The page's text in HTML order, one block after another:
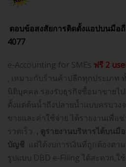
ตอบข้อสงสัยการติดตั้งแอปบนมือ
4077
e-Accounting for SMEs ฟรี 2
, เหมาะกับร้านค้าปลีกทุกประเภท
นิติบุคคล รองรับธุรกิจซื้อมาขายไ
ตั้งแต่ต้นน้ำถึงปลายน้ำแบบครบวง
ขายและค่าใช้จ่าย ได้รายงานเพื่อ
รวดเร็ว , ดูรายงานบริหารได้บนมื
บัญชี แต่ได้งบการเงินที่ถูกต้องตา
รูปแบบ DBD e-Filing ได้สะดวก,ใ